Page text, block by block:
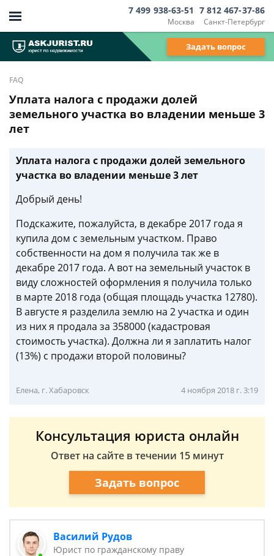
Москва
7 499 938-63-51
Санкт-Петербург
7 812 467-37-86
Задать вопрос
FAQ
Уплата налога с продажи долей
земельного участка во владении меньше 3
лет
Уплата налога с продажи долей земельного
участка во владении меньше 3 лет
Добрый день!
Подскажите, пожалуйста, в декабре 2017 года я
купила дом с земельным участком. Право
собственности на дом я получила так же в
декабре 2017 года. А вот на земельный участок в
виду сложностей оформления я получила только
в марте 2018 года (общая площадь участка 12780).
В августе я разделила землю на 2 участка и один
из них я продала за 358000 (кадастровая
стоимость участка). Должна ли я заплатить налог
(13%) с продажи второй половины?
Елена, г. Хабаровск 4 ноября 2018 г. 3:19
Консультация юриста онлайн
Ответ на сайте в течении 15 минут
Задать вопрос
Василий Рудов
Юрист по гражданскому праву